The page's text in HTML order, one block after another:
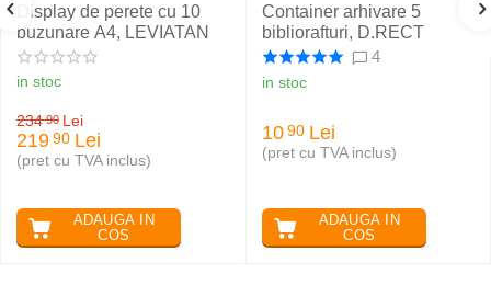
Display de perete cu 10
buzunare A4, LEVIATAN
in stoc
234 90 Lei
219 90 Lei
(pret cu TVA inclus)
ADAUGA IN
COS
Container arhivare 5
bibliorafturi, D.RECT
4
in stoc
10 90 Lei
(pret cu TVA inclus)
ADAUGA IN
COS